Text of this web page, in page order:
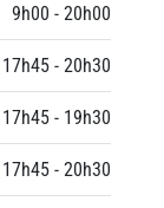
9h00 - 20h00
17h45 - 20h30
17h45 - 19h30
17h45 - 20h30